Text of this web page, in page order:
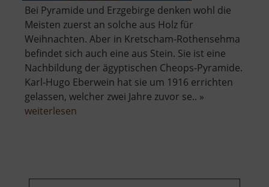
Bei Pyramide und Erzgebirge denken wohl die
Meisten zuerst an solche aus Holz für
Weihnachten. Aber in Kretscham-Rothensehma
befindet sich auch eine aus Stein. Sie ist eine
Nachbildung der ägyptischen Cheops-Pyramide.
Karl-Hugo Eberwein hat sie um 1916 errichten
gelassen, welcher zwei Jahre zuvor se.. »
weiterlesen